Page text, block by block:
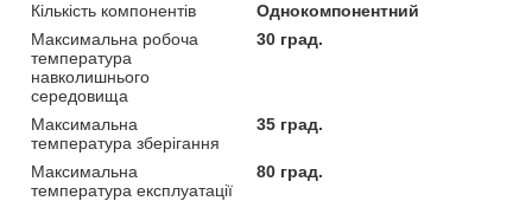
Кількість компонентів
Однокомпонентний
Максимальна робоча
температура
навколишнього
середовища
30 град.
Максимальна
температура зберігання
35 град.
Максимальна
температура експлуатації
80 град.